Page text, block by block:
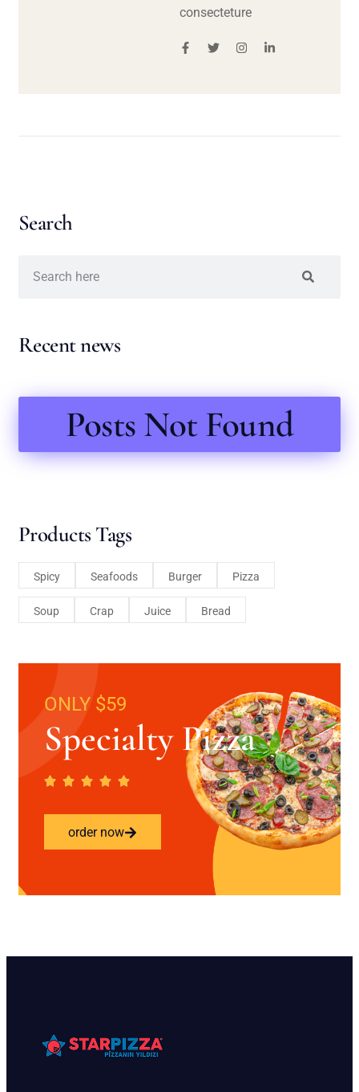
consecteture
Search
Recent news
Posts Not Found
Products Tags
Spicy Seafoods Burger Pizza
Soup Crap Juice Bread
ONLY $59
Specialty Pizza
order now